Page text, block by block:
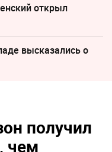
открыл
высказались о
получил
чем